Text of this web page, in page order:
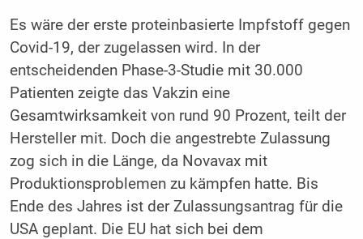
Es wäre der erste proteinbasierte Impfstoff gegen
Covid-19, der zugelassen wird. In der
entscheidenden Phase-3-Studie mit 30.000
Patienten zeigte das Vakzin eine
Gesamtwirksamkeit von rund 90 Prozent, teilt der
Hersteller mit. Doch die angestrebte Zulassung
zog sich in die Länge, da Novavax mit
Produktionsproblemen zu kämpfen hatte. Bis
Ende des Jahres ist der Zulassungsantrag für die
USA geplant. Die EU hat sich bei dem